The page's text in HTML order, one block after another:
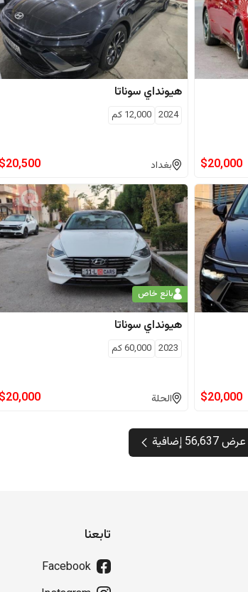
$20,000
هيونداي سوناتا
2024
12,000 كم
بغداد $20,500
$20,000
بائع خاص
هيونداي سوناتا
2023
60,000كم
الحلة $20,000
عرض 56,637 إضافية
تابعنا
Facebook